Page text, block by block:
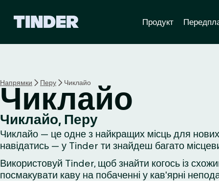
а
с
т
о
р
і
н
а
T
Продукт
Напрямки Перу Чиклайо
Чиклайо
Чиклайо, Перу
Чиклайо — це одне з найкращих місць для
навідатись — у Tinder ти знайдеш багато
Використовуй Tinder, щоб знайти когось із
посмакувати каву на побаченні у кав'ярні